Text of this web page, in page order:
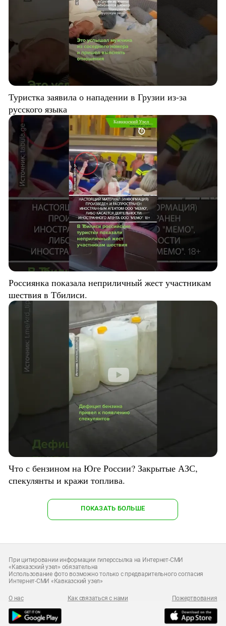
Туристка заявила о нападении в Грузии из-за
русского языка
Россиянка показала неприличный жест участникам
шествия в Тбилиси.
Что с бензином на Юге России? Закрытые АЗС,
спекулянты и кражи топлива.
ПОКАЗАТЬ БОЛЬШЕ
При цитировании информации гиперссылка на Интернет-СМИ
«Кавказский узел» обязательна
Использование фото возможно только с предварительного согласия
Интернет-СМИ «Кавказский узел»
О нас Как связаться с нами Пожертвования